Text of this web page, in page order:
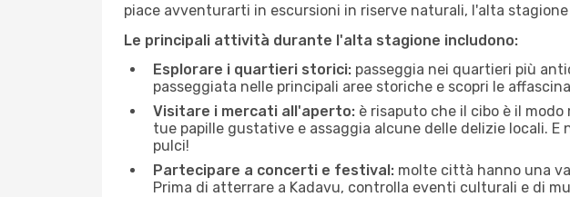
piace avventurarti in escursioni in riserve naturali, l'alta
Le principali attività durante l'alta stagione includono:
Esplorare i quartieri storici: passeggia nei quartieri più
passeggiata nelle principali aree storiche e scopri le
Visitare i mercati all'aperto: è risaputo che il cibo è il
tue papille gustative e assaggia alcune delle delizie locali.
pulci!
Partecipare a concerti e festival: molte città hanno una
Prima di atterrare a Kadavu, controlla eventi culturali e di